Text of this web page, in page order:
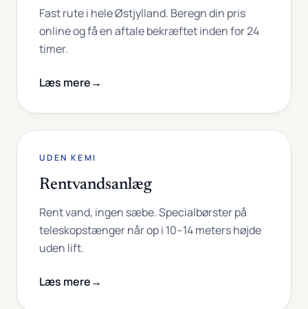
Fast rute i hele Østjylland. Beregn din pris
online og få en aftale bekræftet inden for 24
timer.
Læs mere→
UDEN KEMI
Rentvandsanlæg
Rent vand, ingen sæbe. Specialbørster på
teleskopstænger når op i 10–14 meters højde
uden lift.
Læs mere→